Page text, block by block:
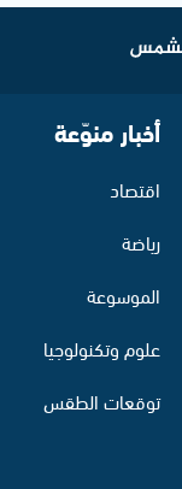
أخبار منوّعة
اقتصاد
رياضة
الموسوعة
علوم وتكنولوجيا
توقعات الطقس